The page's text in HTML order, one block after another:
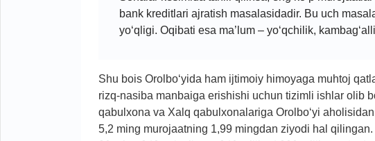
bank kreditlari ajratish masalasidadir. Bu uch
yo‘qligi. Oqibati esa ma’lum – yo‘qchilik,
Shu bois Orolbo‘yida ham ijtimoiy himoyaga muhtoj
rizq-nasiba manbaiga erishishi uchun tizimli ishlar olib
qabulxona va Xalq qabulxonalariga Orolbo‘yi
5,2 ming murojaatning 1,99 mingdan ziyodi hal